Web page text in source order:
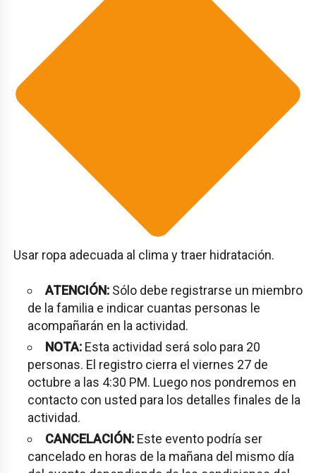
Usar ropa adecuada al clima y traer hidratación.
ATENCIÓN: Sólo debe registrarse un miembro
de la familia e indicar cuantas personas le
acompañarán en la actividad.
NOTA: Esta actividad será solo para 20
personas. El registro cierra el viernes 27 de
octubre a las 4:30 PM. Luego nos pondremos en
contacto con usted para los detalles finales de la
actividad.
CANCELACIÓN: Este evento podría ser
cancelado en horas de la mañana del mismo día